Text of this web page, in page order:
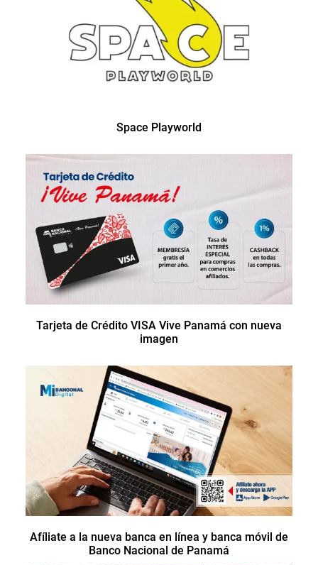
Space Playworld
Tarjeta de Crédito VISA Vive Panamá con nueva
imagen
Afíliate a la nueva banca en línea y banca móvil de
Banco Nacional de Panamá